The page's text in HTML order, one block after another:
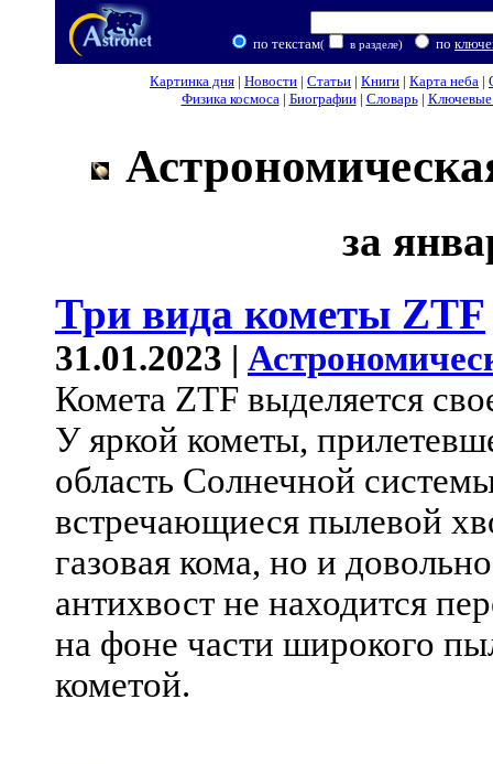
по текстам( в разделе) по
Картинка дня | Новости | Статьи | Книги | Карта неба |
Физика космоса| Биографии| Словарь| Ключевые
за
Три вида кометы ZTF
31.01.2023 |
Комета ZTF выделяется
У яркой кометы,
область Солнечной
встречающиеся пылевой
газовая кома, но и
антихвост не находится
на фоне части широкого
кометой.